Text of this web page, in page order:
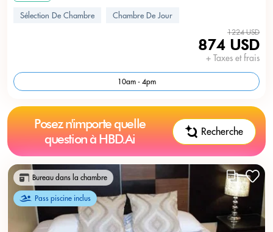
Sélection De Chambre Chambre De Jour
1224 USD
874 USD
+ Taxes et frais
10am - 4pm
Posez n'importe quelle
question à HBD.Ai
Recherche
Bureau dans la chambre
Pass piscine inclus